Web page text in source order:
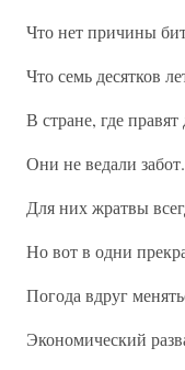
Что нет причины
Что семь десятков
В стране, где
Они не ведали забот.
Для них жратвы
Но вот в одни
Погода вдруг
Экономический